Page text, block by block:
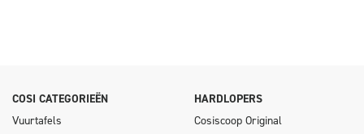
COSI CATEGORIEËN
Vuurtafels
HARDLOPERS
Cosiscoop Original